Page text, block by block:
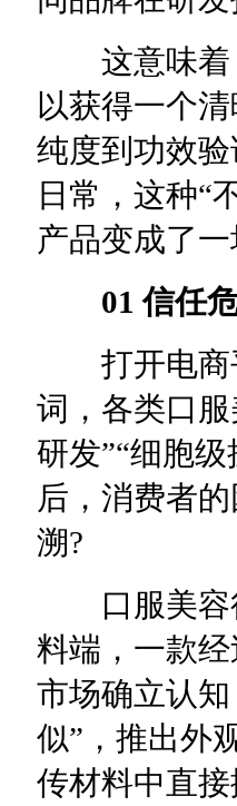
这意味着，
以获得一个
纯度到功效
日常，这种“
产品变成了
01 信任危
打开电商平
词，各类口
研发”“细胞
后，消费者
溯?
口服美容行
料端，一款
市场确立认
似”，推出外
传材料中直